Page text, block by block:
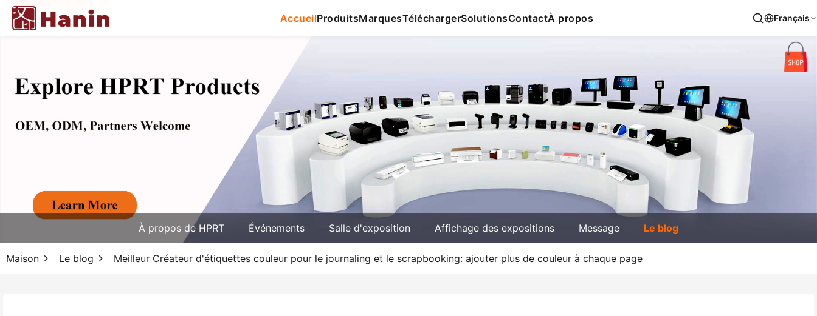
AccueilProduitsMarquesTéléchargerSolutionsContactÀ propos Français
À propos de HPRT Événements Salle d'exposition Affichage des expositions Message Le blog
Maison Le blog Meilleur Créateur d'étiquettes couleur pour le journaling et le scrapbooking: ajouter plus de couleur à chaque page